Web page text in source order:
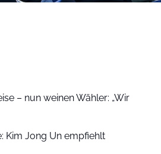
– nun weinen Wähler: „Wir
Kim Jong Un empfiehlt